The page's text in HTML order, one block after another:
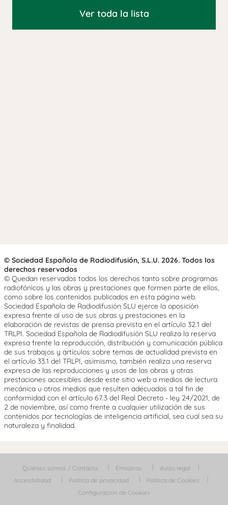
Ver toda la lista
© Sociedad Española de Radiodifusión, S.L.U. 2026. Todos los
derechos reservados
© Quedan reservados todos los derechos tanto sobre programas
radiofónicos y las obras y prestaciones que formen parte de ellos,
como sobre los contenidos publicados en esta página web.
Sociedad Española de Radiodifusión SLU ejerce la oposición
expresa frente al uso de sus obras y prestaciones en la
elaboración de revistas de prensa prevista en el artículo 32.1 del
TRLPI. Sociedad Española de Radiodifusión SLU realiza la reserva
expresa frente la reproducción, distribución y comunicación pública
de sus trabajos y artículos sobre temas de actualidad prevista en
el artículo 33.1 del TRLPI, asimismo, también realiza una reserva
expresa de las reproducciones y usos de las obras y otras
prestaciones accesibles desde este sitio web a medios de lectura
mecánica u otros medios que resulten adecuados a tal fin de
conformidad con el artículo 67.3 del Real Decreto - ley 24/2021, de
2 de noviembre, así como frente a cualquier utilización de sus
contenidos por tecnologías de inteligencia artificial, sea cual sea su
naturaleza y finalidad.
Quiénes somos / Contacta Emisoras
Aviso legal
Accesibilidad
Política de privacidad
Política de Cookies
Configuración de Cookies